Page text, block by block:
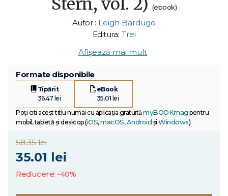
Stern, vol. 2) (ebook)
Autor : Leigh Bardugo
Editura: Trei
Afișează mai mult
Formate disponibile
Tipărit
36.47 lei
eBook
35.01 lei
Poți citi acest titlu numai cu aplicația gratuitămyBOOKmag pentru
mobil, tabletă și desktop (iOS,macOS,Android și Windows).
58.35 lei
35.01 lei
Reducere: -40%